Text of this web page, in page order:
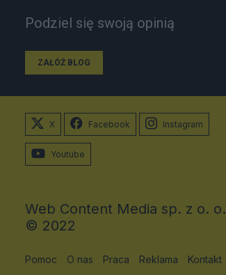
Podziel się swoją opinią
ZAŁÓŻ BLOG
X Facebook Instagram
Youtube
Web Content Media sp. z o. o.
© 2022
Pomoc O nas Praca Reklama Kontakt